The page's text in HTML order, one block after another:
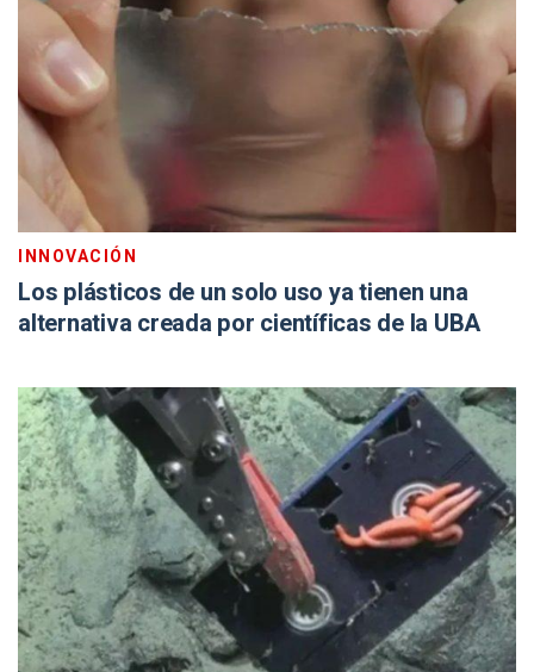
INNOVACIÓN
Los plásticos de un solo uso ya tienen una
alternativa creada por científicas de la UBA